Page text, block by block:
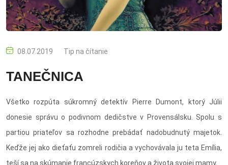
08.07.2019 Tip na čítanie
TANEČNICA
Všetko rozpúta súkromný detektív Pierre Dumont, ktorý Júlii
donesie správu o podivnom dedičstve v Provensálsku. Spolu s
partiou priateľov sa rozhodne prebádať nadobudnutý majetok.
Keďže jej ako dieťaťu zomreli rodičia a vychovávala ju teta Emília,
teší sa na skúmanie francúzskych koreňov a života svojej mamy.